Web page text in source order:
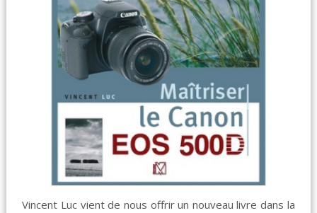
Vincent Luc vient de nous offrir un nouveau livre dans la